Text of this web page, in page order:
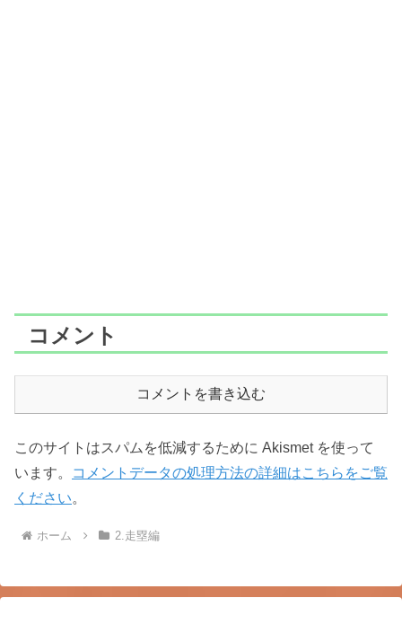
コメント
コメントを書き込む
このサイトはスパムを低減するために Akismet を使って
います。
コメントデータの処理方法の詳細はこちらをご覧
ください。
ホーム 2.走塁編